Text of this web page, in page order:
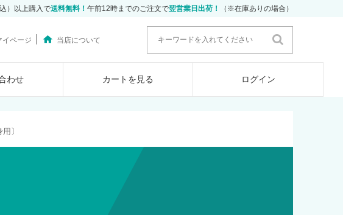
）以上購入で送料無料！ 午前12時までのご注文で翌営業日出荷！ （※在庫ありの場合）
イページ 当店について
わせ カートを見る ログイン
〕